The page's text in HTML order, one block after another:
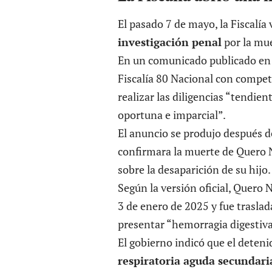
El pasado 7 de mayo, la
investigación penalpor la
En un comunicado publicado
Fiscalía 80 Nacional con
realizar las diligencias
oportuna e imparcial”.
El anuncio se produjo después
confirmara la muerte de Quero
sobre la desaparición de su hijo.
Según la versión oficial, Quero
3 de enero de 2025 y fue
presentar “hemorragia
El gobierno indicó que el
respiratoria aguda